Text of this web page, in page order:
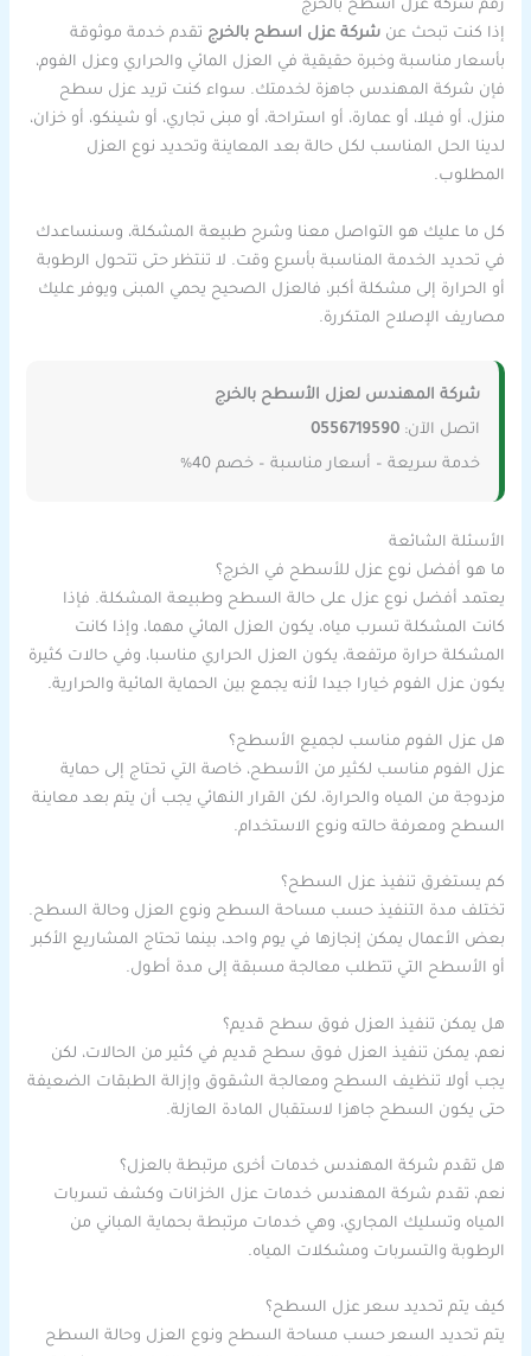
رقم شركة عزل اسطح بالخرج
إذا كنت تبحث عنشركة عزل اسطح بالخرج تقدم خدمة موثوقة
بأسعار مناسبة وخبرة حقيقية في العزل المائي والحراري وعزل الفوم،
فإن شركة المهندس جاهزة لخدمتك. سواء كنت تريد عزل سطح
منزل، أو فيلا، أو عمارة، أو استراحة، أو مبنى تجاري، أو شينكو، أو خزان،
لدينا الحل المناسب لكل حالة بعد المعاينة وتحديد نوع العزل
المطلوب.
كل ما عليك هو التواصل معنا وشرح طبيعة المشكلة، وسنساعدك
في تحديد الخدمة المناسبة بأسرع وقت. لا تنتظر حتى تتحول الرطوبة
أو الحرارة إلى مشكلة أكبر، فالعزل الصحيح يحمي المبنى ويوفر عليك
مصاريف الإصلاح المتكررة.
شركة المهندس لعزل الأسطح بالخرج
اتصل الآن:0556719590
خدمة سريعة – أسعار مناسبة – خصم 40%
الأسئلة الشائعة
ما هو أفضل نوع عزل للأسطح في الخرج؟
يعتمد أفضل نوع عزل على حالة السطح وطبيعة المشكلة. فإذا
كانت المشكلة تسرب مياه، يكون العزل المائي مهما، وإذا كانت
المشكلة حرارة مرتفعة، يكون العزل الحراري مناسبا، وفي حالات كثيرة
يكون عزل الفوم خيارا جيدا لأنه يجمع بين الحماية المائية والحرارية.
هل عزل الفوم مناسب لجميع الأسطح؟
عزل الفوم مناسب لكثير من الأسطح، خاصة التي تحتاج إلى حماية
مزدوجة من المياه والحرارة، لكن القرار النهائي يجب أن يتم بعد معاينة
السطح ومعرفة حالته ونوع الاستخدام.
كم يستغرق تنفيذ عزل السطح؟
تختلف مدة التنفيذ حسب مساحة السطح ونوع العزل وحالة السطح.
بعض الأعمال يمكن إنجازها في يوم واحد، بينما تحتاج المشاريع الأكبر
أو الأسطح التي تتطلب معالجة مسبقة إلى مدة أطول.
هل يمكن تنفيذ العزل فوق سطح قديم؟
نعم، يمكن تنفيذ العزل فوق سطح قديم في كثير من الحالات، لكن
يجب أولا تنظيف السطح ومعالجة الشقوق وإزالة الطبقات الضعيفة
حتى يكون السطح جاهزا لاستقبال المادة العازلة.
هل تقدم شركة المهندس خدمات أخرى مرتبطة بالعزل؟
نعم، تقدم شركة المهندس خدمات عزل الخزانات وكشف تسربات
المياه وتسليك المجاري، وهي خدمات مرتبطة بحماية المباني من
الرطوبة والتسربات ومشكلات المياه.
كيف يتم تحديد سعر عزل السطح؟
يتم تحديد السعر حسب مساحة السطح ونوع العزل وحالة السطح